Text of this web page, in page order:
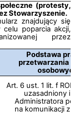
(protesty,
Stowarzyszenie.
znajdujący się
poparcia akcji,
przez
Podstawa
przetwarzania
osobowych
Art. 6 ust. 1 lit. f
uzasadniony
Administratora
na komunikacji z